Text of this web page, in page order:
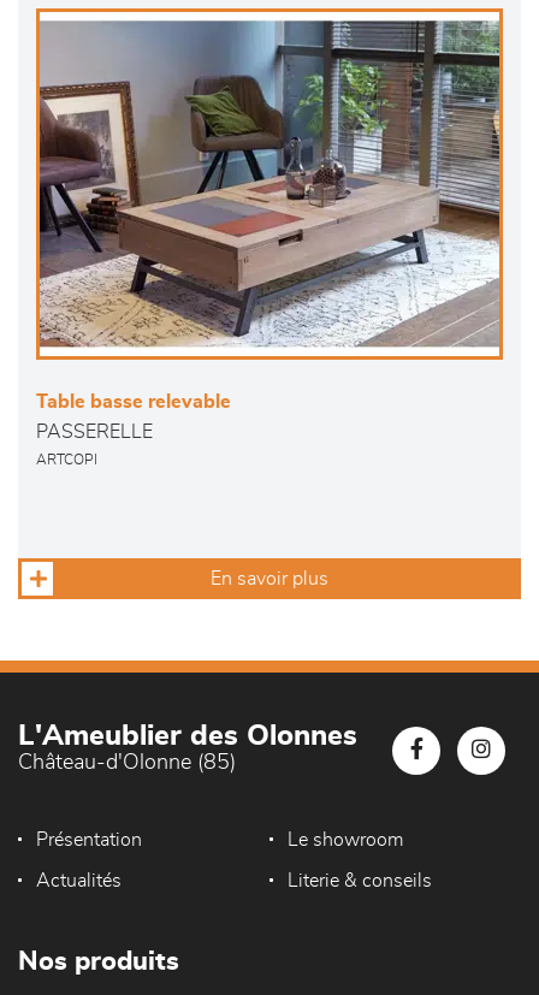
Table basse relevable
PASSERELLE
ARTCOPI
En savoir plus
L'Ameublier des Olonnes
Château-d'Olonne (85)
Présentation Le showroom
Actualités Literie & conseils
Nos produits